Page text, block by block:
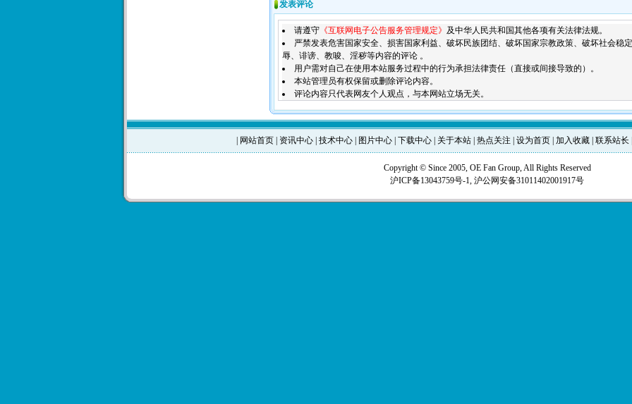
发表评论
请遵守 《互联网电子公告服务管理规定》 及中华人民共和国其他各项有关法律法规。
严禁发表危害国家安全、损害国家利益、破坏民族团结、破坏国家宗教政策、破坏社会稳
辱、诽谤、教唆、淫秽等内容的评论 。
用户需对自己在使用本站服务过程中的行为承担法律责任（直接或间接导致的）。
本站管理员有权保留或删除评论内容。
评论内容只代表网友个人观点，与本网站立场无关。
网站首页 资讯中心 技术中心 图片中心 下载中心 关于本站 热点关注 设为首页 加入收藏 联系站长
Copyright © Since 2005, OE Fan Group, All Rights Reserved
沪ICP备13043759号-1, 沪公网安备31011402001917号